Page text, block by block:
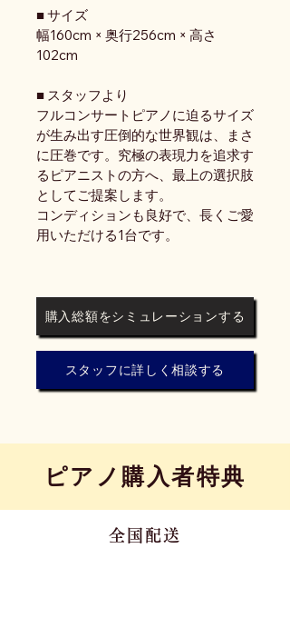
■ サイズ
幅160cm × 奥行256cm × 高さ
102cm
■ スタッフより
フルコンサートピアノに迫るサイズ
が生み出す圧倒的な世界観は、まさ
に圧巻です。究極の表現力を追求す
るピアニストの方へ、最上の選択肢
としてご提案します。
コンディションも良好で、長くご愛
用いただける1台です。
購入総額をシミュレーションする
スタッフに詳しく相談する
​ピアノ購入者特典
全国配送